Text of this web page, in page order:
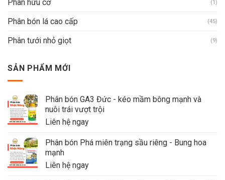
Phân hữu cơ (1)
Phân bón lá cao cấp (45)
Phân tưới nhỏ giọt (9)
SẢN PHẨM MỚI
Phân bón GA3 Đức - kéo mầm bông mạnh và
nuôi trái vượt trội
Liên hệ ngay
Phân bón Phá miên trạng sầu riêng - Bung hoa
mạnh
Liên hệ ngay